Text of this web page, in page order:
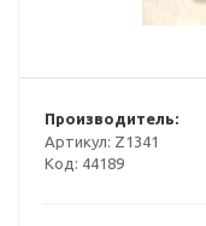
Производитель:
Артикул: Z1341
Код: 44189